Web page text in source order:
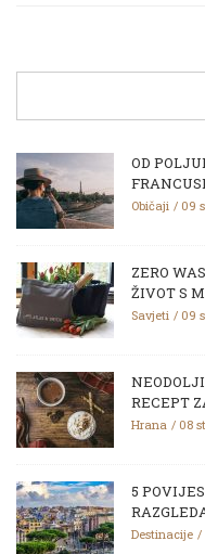
OD
Običaji 09
ZERO
ŽIVOT S
Savjeti 09
RECEPT
Hrana 08
5
Destinacije